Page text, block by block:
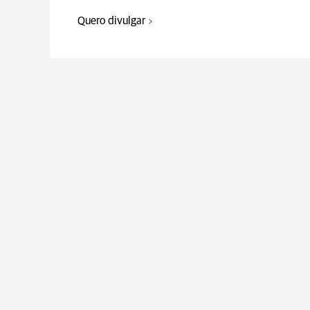
Quero divulgar